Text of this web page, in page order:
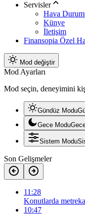
Servisler
Hava
Künye
İletişim
Finansopia Özel
Mod değiştir
Mod Ayarları
Mod seçin, deneyimini
Gündüz Modu
Gece Modu
Sistem Modu
Son Gelişmeler
11:28
Konutlarda
10:47